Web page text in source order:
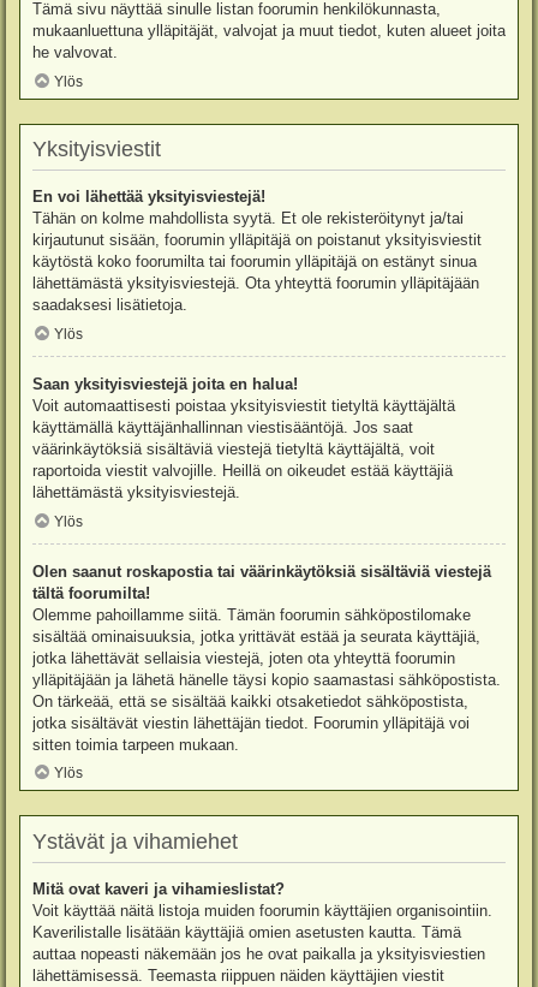
Tämä sivu näyttää sinulle listan foorumin henkilökunnasta,
mukaanluettuna ylläpitäjät, valvojat ja muut tiedot, kuten alueet joita
he valvovat.
Ylös
Yksityisviestit
En voi lähettää yksityisviestejä!
Tähän on kolme mahdollista syytä. Et ole rekisteröitynyt ja/tai
kirjautunut sisään, foorumin ylläpitäjä on poistanut yksityisviestit
käytöstä koko foorumilta tai foorumin ylläpitäjä on estänyt sinua
lähettämästä yksityisviestejä. Ota yhteyttä foorumin ylläpitäjään
saadaksesi lisätietoja.
Ylös
Saan yksityisviestejä joita en halua!
Voit automaattisesti poistaa yksityisviestit tietyltä käyttäjältä
käyttämällä käyttäjänhallinnan viestisääntöjä. Jos saat
väärinkäytöksiä sisältäviä viestejä tietyltä käyttäjältä, voit
raportoida viestit valvojille. Heillä on oikeudet estää käyttäjiä
lähettämästä yksityisviestejä.
Ylös
Olen saanut roskapostia tai väärinkäytöksiä sisältäviä viestejä
tältä foorumilta!
Olemme pahoillamme siitä. Tämän foorumin sähköpostilomake
sisältää ominaisuuksia, jotka yrittävät estää ja seurata käyttäjiä,
jotka lähettävät sellaisia viestejä, joten ota yhteyttä foorumin
ylläpitäjään ja lähetä hänelle täysi kopio saamastasi sähköpostista.
On tärkeää, että se sisältää kaikki otsaketiedot sähköpostista,
jotka sisältävät viestin lähettäjän tiedot. Foorumin ylläpitäjä voi
sitten toimia tarpeen mukaan.
Ylös
Ystävät ja vihamiehet
Mitä ovat kaveri ja vihamieslistat?
Voit käyttää näitä listoja muiden foorumin käyttäjien organisointiin.
Kaverilistalle lisätään käyttäjiä omien asetusten kautta. Tämä
auttaa nopeasti näkemään jos he ovat paikalla ja yksityisviestien
lähettämisessä. Teemasta riippuen näiden käyttäjien viestit